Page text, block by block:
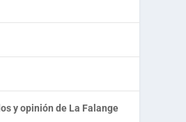
y opinión de La Falange